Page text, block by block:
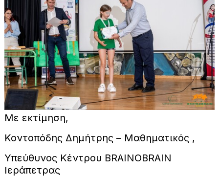
Με εκτίμηση,
Κοντοπόδης Δημήτρης – Μαθηματικός ,
Υπεύθυνος Κέντρου BRAINOBRAIN
Ιεράπετρας